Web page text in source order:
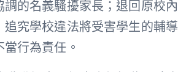
的名義騷擾家長；退回原校內
究學校違法將受害學生的輔導
行為責任。